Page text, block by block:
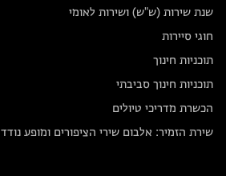
שנת שירות (ש"ש) ושירות לאומי
חוגי סיירות
תוכניות חינוך
תוכניות חינוך סביבתי
הכשרת מדריכי טיולים
שירת הזמיר: אלבום שירי הציפורים ומופע נודד